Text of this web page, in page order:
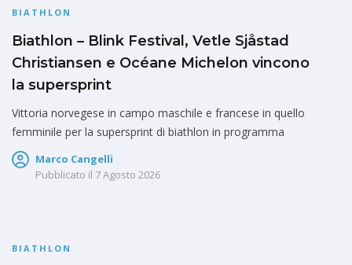
BIATHLON
Biathlon – Blink Festival, Vetle Sjåstad
Christiansen e Océane Michelon vincono
la supersprint
Vittoria norvegese in campo maschile e francese in quello
femminile per la supersprint di biathlon in programma
Marco Cangelli
Pubblicato il 7 Agosto 2026
BIATHLON